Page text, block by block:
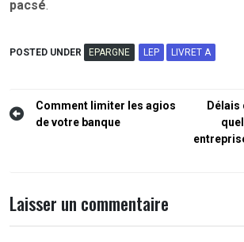
pacsé.
POSTED UNDER EPARGNE LEP LIVRET A
Navigation
Comment limiter les agios
de votre banque
Délais
Laisser un commentaire